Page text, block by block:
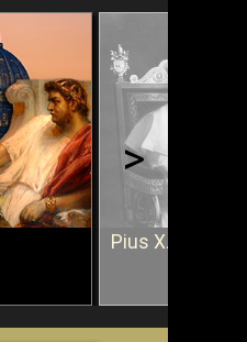
Pius X. vs. Ján
>